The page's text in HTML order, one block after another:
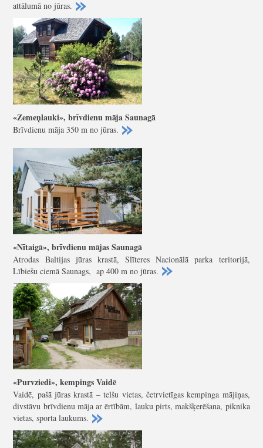
attālumā no jūras.
«Zemeņlauki», brīvdienu māja Saunagā
Brīvdienu māja 350 m no jūras.
«Nītaigā», brīvdienu mājas Saunagā
Atrodas Baltijas jūras krastā, Slīteres Nacionālā parka teritorijā,
Lībiešu ciemā Saunags, ap 400 m no jūras.
«Purvziedi», kempings Vaidē
Vaidē, pašā jūras krastā – telšu vietas, četrvietīgas kempinga mājiņas,
divstāvu brīvdienu māja ar ērtībām, lauku pirts, makšķerēšana, piknika
vietas, sporta laukums.